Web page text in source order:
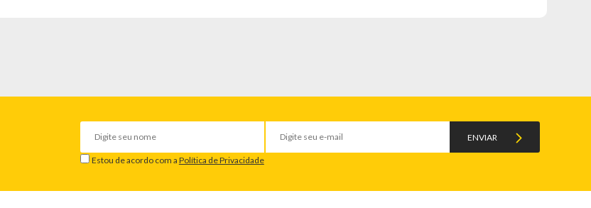
ENVIAR
Estou de acordo com a Política de Privacidade